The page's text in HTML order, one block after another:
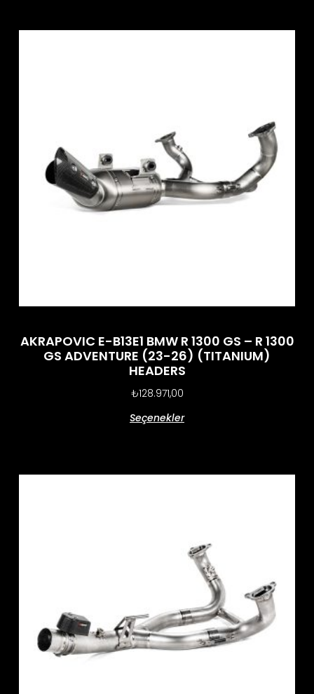
AKRAPOVIC E-B13E1 BMW R 1300 GS – R 1300
GS ADVENTURE (23-26) (TITANIUM)
HEADERS
₺128.971,00
Seçenekler